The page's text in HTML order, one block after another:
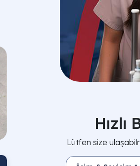
Lütfen size
İsim & Soyisim *